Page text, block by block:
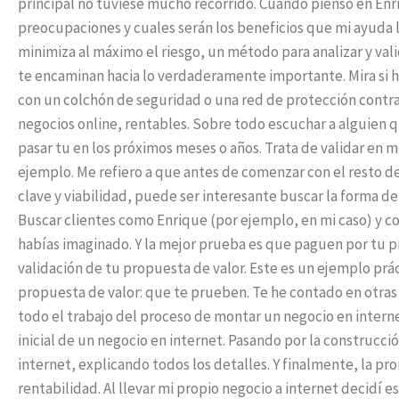
preocupaciones y cuales serán los beneficios que mi
minimiza al máximo el riesgo, un método para analizar y
te encaminan hacia lo verdaderamente importante. Mira si
con un colchón de seguridad o una red de protección
negocios online, rentables. Sobre todo escuchar a alguien
pasar tu en los próximos meses o años. Trata de validar
ejemplo. Me refiero a que antes de comenzar con el resto
clave y viabilidad, puede ser interesante buscar la forma
Buscar clientes como Enrique (por ejemplo, en mi caso) y
habías imaginado. Y la mejor prueba es que paguen por
validación de tu propuesta de valor. Este es un ejemplo
propuesta de valor: que te prueben. Te he contado en
todo el trabajo del proceso de montar un negocio en
inicial de un negocio en internet. Pasando por la
internet, explicando todos los detalles. Y finalmente, la
rentabilidad. Al llevar mi propio negocio a internet decidí